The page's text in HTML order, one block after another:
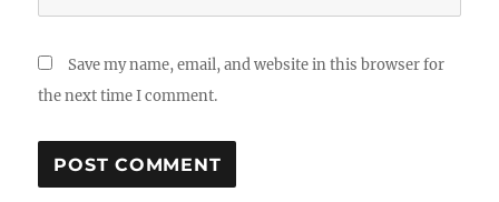
Save my name, email, and website in this browser for
the next time I comment.